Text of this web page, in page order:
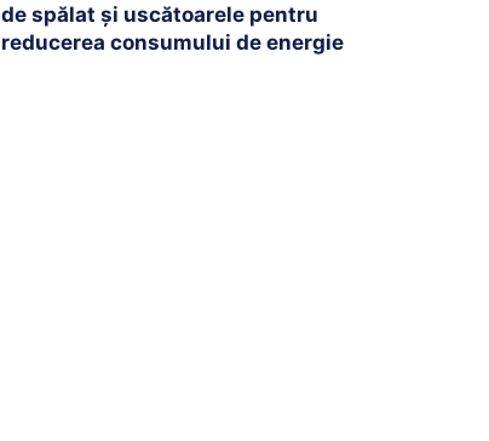
de spălat și uscătoarele pentru
reducerea consumului de energie